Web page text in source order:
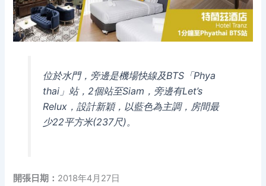
位於水門，旁邊是機場快線及BTS「Phya
thai」站，2個站至Siam，旁邊有Let’s
Relux，設計新穎，以藍色為主調，房間最
少22平方米(237尺)。
開張日期： 2018年4月27日